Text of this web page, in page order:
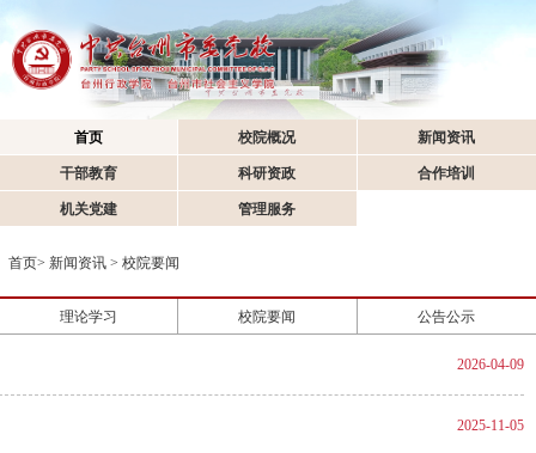
首页 校院概况 新闻资讯
干部教育 科研资政 合作培训
机关党建 管理服务
首页> 新闻资讯 > 校院要闻
理论学习 校院要闻 公告公示
2026-04-09
2025-11-05